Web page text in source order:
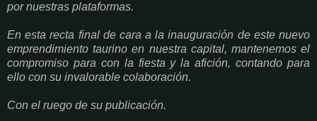
por nuestras plataformas.
En esta recta final de cara a la inauguración de este nuevo
emprendimiento taurino en nuestra capital, mantenemos el
compromiso para con la fiesta y la afición, contando para
ello con su invalorable colaboración.
Con el ruego de su publicación.